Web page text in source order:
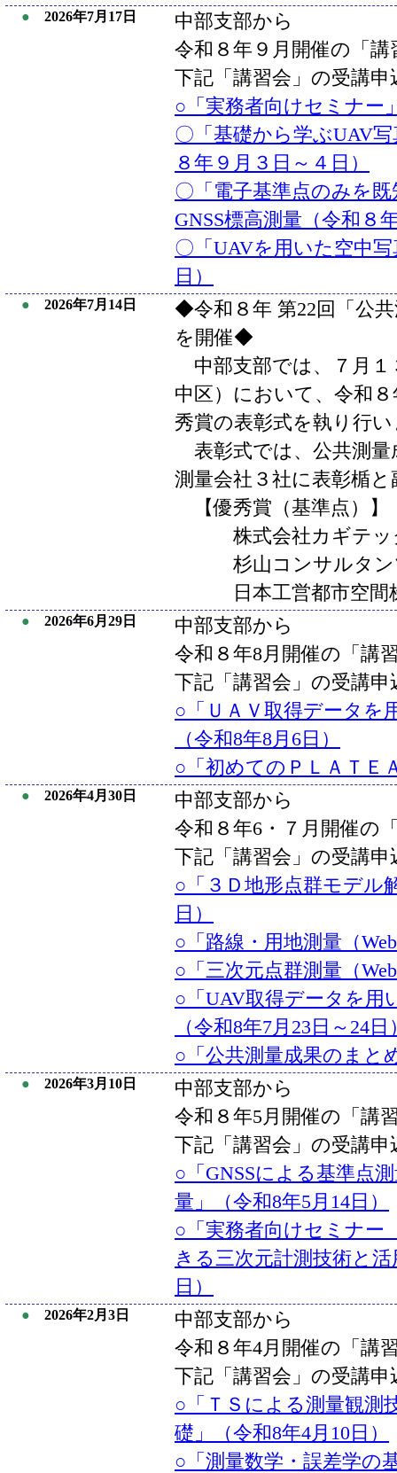
● 2026年7月17日
中部支部から
令和８年９月開催の「
下記「講習会」の受講
○「実務者向けセミナー
〇「基礎から学ぶUAV
８年９月３日～４日）
〇「電子基準点のみを
GNSS標高測量（令和８
〇「UAVを用いた空中
日）
● 2026年7月14日
◆令和８年 第22回「公
を開催◆
中部支部では、７月１
中区）において、令和
秀賞の表彰式を執り行
表彰式では、公共測量
測量会社３社に表彰楯
【優秀賞（基準点）】
株式会社カギテック
杉山コンサルタンツ
日本工営都市空間株
● 2026年6月29日
中部支部から
令和８年8月開催の「講
下記「講習会」の受講
○「ＵＡＶ取得データを
（令和8年8月6日）
○「初めてのＰＬＡＴＥ
● 2026年4月30日
中部支部から
令和８年6・７月開催の
下記「講習会」の受講
○「３Ｄ地形点群モデル
日）
○「路線・用地測量（
○「三次元点群測量（
○「UAV取得データを用
（令和8年7月23日～24日
○「公共測量成果のまと
● 2026年3月10日
中部支部から
令和８年5月開催の「講
下記「講習会」の受講
○「GNSSによる基準点
量」（令和8年5月14日）
○「実務者向けセミナー
きる三次元計測技術と
日）
● 2026年2月3日
中部支部から
令和８年4月開催の「講
下記「講習会」の受講
○「ＴＳによる測量観測
礎」（令和8年4月10日）
○「測量数学・誤差学の